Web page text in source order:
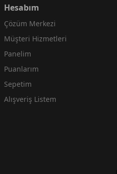
Hesabım
Çözüm Merkezi
Müşteri Hizmetleri
Panelim
Puanlarım
Sepetim
Alışveriş Listem